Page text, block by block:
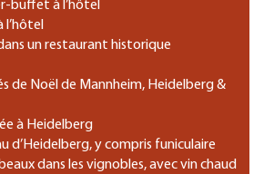
buffet à l’hôtel
l’hôtel
un restaurant historique
de Noël de Mannheim, Heidelberg &
à Heidelberg
d’Heidelberg, y compris funiculaire
dans les vignobles, avec vin chaud